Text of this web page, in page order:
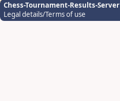
Chess-Tournament-Results-Server
Legal details/Terms of use